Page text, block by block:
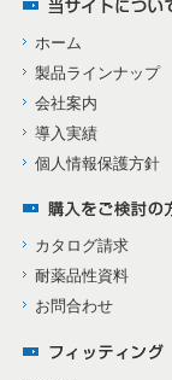
ホーム
製品ラインナップ
会社案内
導入実績
個人情報保護方針
カタログ請求
耐薬品性資料
お問合わせ